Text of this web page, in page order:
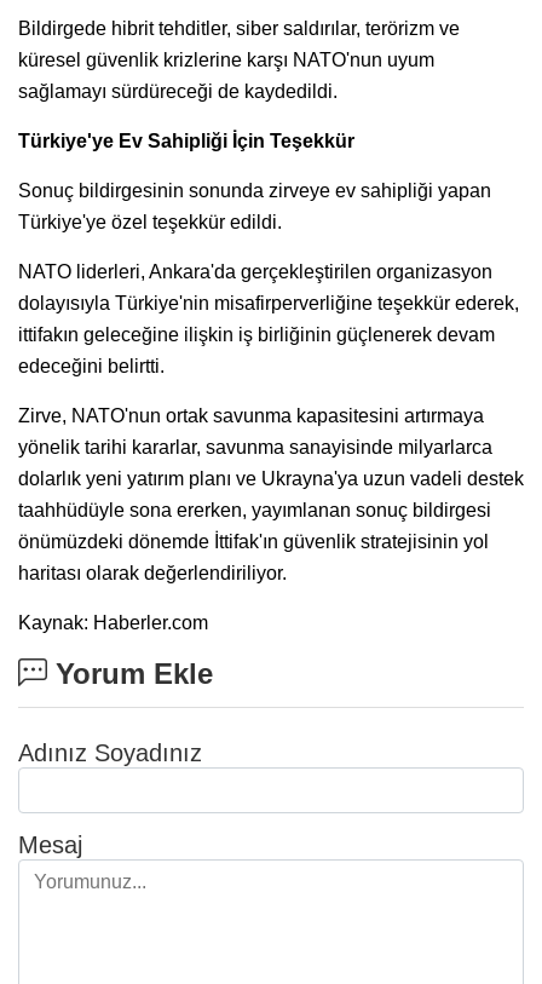
Bildirgede hibrit tehditler, siber saldırılar, terörizm ve
küresel güvenlik krizlerine karşı NATO'nun uyum
sağlamayı sürdüreceği de kaydedildi.
Türkiye'ye Ev Sahipliği İçin Teşekkür
Sonuç bildirgesinin sonunda zirveye ev sahipliği yapan
Türkiye'ye özel teşekkür edildi.
NATO liderleri, Ankara'da gerçekleştirilen organizasyon
dolayısıyla Türkiye'nin misafirperverliğine teşekkür ederek,
ittifakın geleceğine ilişkin iş birliğinin güçlenerek devam
edeceğini belirtti.
Zirve, NATO'nun ortak savunma kapasitesini artırmaya
yönelik tarihi kararlar, savunma sanayisinde milyarlarca
dolarlık yeni yatırım planı ve Ukrayna'ya uzun vadeli destek
taahhüdüyle sona ererken, yayımlanan sonuç bildirgesi
önümüzdeki dönemde İttifak'ın güvenlik stratejisinin yol
haritası olarak değerlendiriliyor.
Kaynak: Haberler.com
Yorum Ekle
Adınız Soyadınız
Mesaj